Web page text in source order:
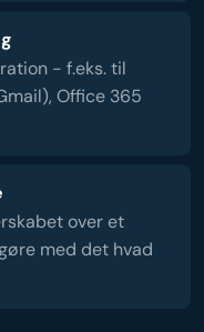
- f.eks. til
Office 365
over et
med det hvad